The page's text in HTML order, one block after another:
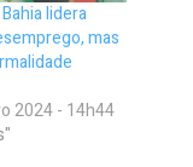
lidera
mas
2024 - 14h44